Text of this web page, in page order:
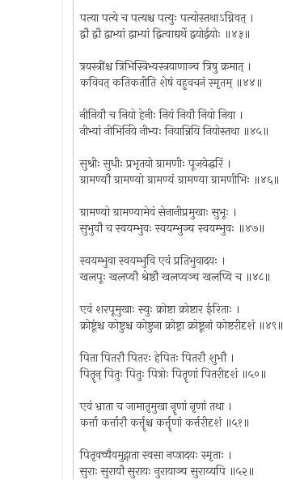
पत्या पत्ये च पत्यश्च पत्युः पत्योस्तथाऽग्निवत् ।
द्वौ द्वौ द्वाभ्यां द्वाभ्यां द्वित्वाद्यर्थे द्वयोर्द्वयोः ॥४३॥
त्रयस्त्रींश्च त्रिभिस्त्रिभ्यस्त्रयाणाञ्च त्रिषु क्रमात् ।
कविवत् कतिकतीति शेषं वहुवचनं स्मृतम् ॥४४॥
नीनियौ च नियो हेनीः नियं नियौ नियो निया ।
नीभ्यां नीभिर्निये नीभ्यः नियान्नियि नियोस्तथा ॥४५॥
सुश्रीः सुधीः प्रभृतयो ग्रामणीः पूजयेद्धरिं ।
ग्रामण्यौ ग्रामण्यो ग्रामण्यं ग्रामण्या ग्रामणीभिः ॥४६॥
ग्रामण्यो ग्रामण्यामेवं सेनानीप्रमुखाः सुभूः ।
सुभुवौ च स्वयम्भुवः स्वयम्भुञ्च स्वयम्भुवः ॥४७॥
स्वयम्भुवा स्वयम्भुवि एवं प्रतिभुवादयः ।
खलपूः खलप्वौ श्रेष्ठौ खलप्वञ्च खलप्वि च ॥४८॥
एवं शरपूमुखाः स्युः क्रोष्टा क्रोष्टार ईरिताः ।
क्रोष्टूंश्च कोष्टुश्च कोष्टुना क्रोष्ट्रा क्रोष्टूनां कोष्टरीदृशं ॥४९॥
पिता पितरौ पितरः हेपितः पितरौ शुभौ ।
पितॄन् पितुः पितुः पित्रोः पितॄणां पितरीदृशं ॥५०॥
एवं भ्राता च जामातृमुखा नॄणां नृणां तथा ।
कर्त्ता कर्त्तारौ कर्त्तॄश्च कर्त्तॄणां कर्त्तरीदृशं ॥५१॥
पितृवच्चैवमुट्गाता स्वसा नप्त्रादयः स्मृताः ।
सुराः सुरायौ सुरायः नुरायाञ्च सुराय्यपि ॥५२॥